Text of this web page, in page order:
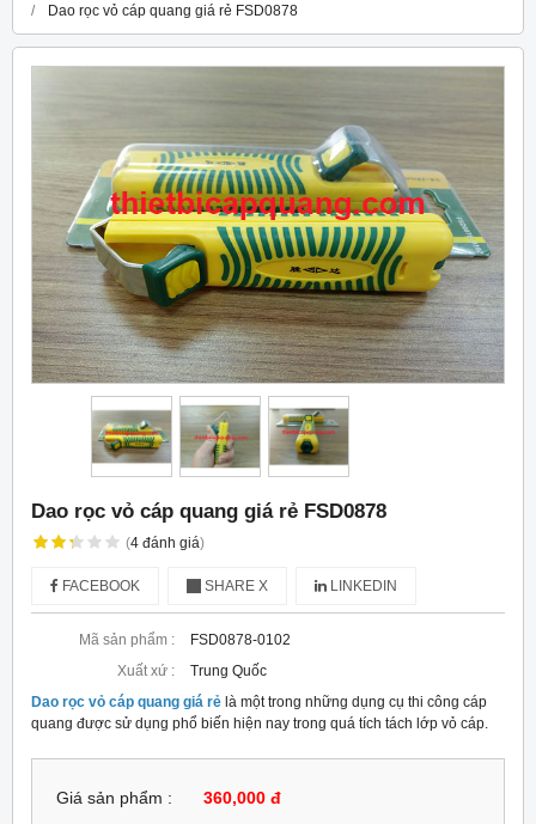
Dao rọc vỏ cáp quang giá rẻ FSD0878
Dao rọc vỏ cáp quang giá rẻ FSD0878
(4 đánh giá)
FACEBOOK SHARE X LINKEDIN
Mã sản phẩm :
FSD0878-0102
Xuất xứ :
Trung Quốc
Dao rọc vỏ cáp quang giá rẻ là một trong những dụng cụ thi công cáp
quang được sử dụng phổ biến hiện nay trong quá tích tách lớp vỏ cáp.
Giá sản phẩm : 360,000 đ